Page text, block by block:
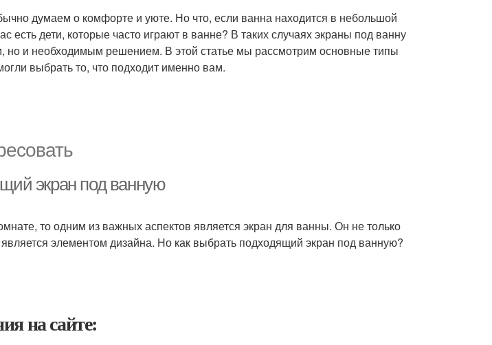
думаем о комфорте и уюте. Но что, если ванна находится в небольшой
есть дети, которые часто играют в ванне? В таких случаях экраны под ванну
но и необходимым решением. В этой статье мы рассмотрим основные типы
выбрать то, что подходит именно вам.
экран под ванную
то одним из важных аспектов является экран для ванны. Он не только
элементом дизайна. Но как выбрать подходящий экран под ванную?
на сайте: